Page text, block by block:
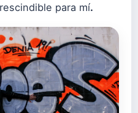
para mí.